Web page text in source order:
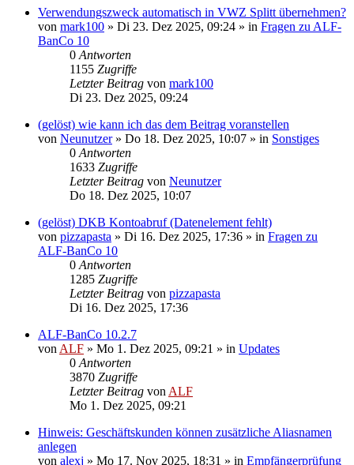
Verwendungszweck automatisch in VWZ Splitt übernehmen?
von mark100 » Di 23. Dez 2025, 09:24 » in Fragen zu ALF-
BanCo 10
0 Antworten
1155 Zugriffe
Letzter Beitrag von mark100
Di 23. Dez 2025, 09:24
(gelöst) wie kann ich das dem Beitrag voranstellen
von Neunutzer» Do 18. Dez 2025, 10:07 » in Sonstiges
0 Antworten
1633 Zugriffe
Letzter Beitrag von Neunutzer
Do 18. Dez 2025, 10:07
(gelöst) DKB Kontoabruf (Datenelement fehlt)
von pizzapasta » Di 16. Dez 2025, 17:36 » in Fragen zu
ALF-BanCo 10
0 Antworten
1285 Zugriffe
Letzter Beitrag von pizzapasta
Di 16. Dez 2025, 17:36
ALF-BanCo 10.2.7
von ALF » Mo 1. Dez 2025, 09:21 » in Updates
0 Antworten
3870 Zugriffe
Letzter Beitrag von ALF
Mo 1. Dez 2025, 09:21
Hinweis: Geschäftskunden können zusätzliche Aliasnamen
anlegen
von alexj » Mo 17. Nov 2025, 18:31 » in Empfängerprüfung